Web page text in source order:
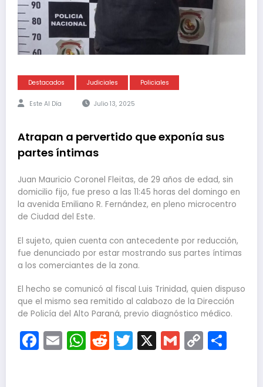
Destacados Judiciales Policiales
Este Al Día Julio 13, 2025
Atrapan a pervertido que exponía sus
partes íntimas
Juan Mauricio Coronel Fleitas, de 29 años de edad, sin
domicilio fijo, fue preso a las 11:45 horas del domingo en
la avenida Emiliano R. Fernández, en pleno microcentro
de Ciudad del Este.
El sujeto, quien cuenta con antecedente por reducción,
fue denunciado por estar mostrando sus partes íntimas
a los comerciantes de la zona.
El hecho se comunicó al fiscal Luis Trinidad, quien dispuso
que el mismo sea remitido al calabozo de la Dirección
de Policía del Alto Paraná, previo diagnóstico médico.
Facebook
EmailWhatsApp
Reddit
Twitter
X Gmail
Copy
Link